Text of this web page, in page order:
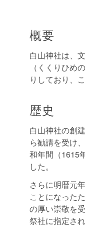
概要
白山神社は、
（くくりひめ
りしており、
歴史
白山神社の創
ら勧請を受け
和年間（1615
した。
さらに明暦元
ことになった
の厚い崇敬を
祭社に指定さ